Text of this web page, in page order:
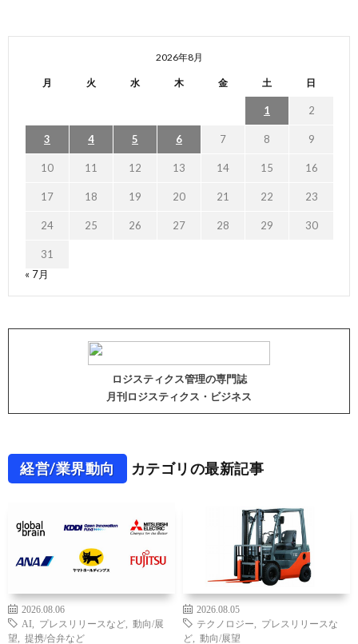
2026年8月
月 火 水 木 金 土 日
1 2
3 4 5 6 7 8 9
10 11 12 13 14 15 16
17 18 19 20 21 22 23
24 25 26 27 28 29 30
31
« 7月
ロジスティクス管理の専門誌
月刊ロジスティクス・ビジネス
経営/業界動向 カテゴリの最新記事
2026.08.06
AI
プレスリリースなど
動向/展
望
提携/合弁など
2026.08.05
テクノロジー
プレスリリースな
ど
動向/展望